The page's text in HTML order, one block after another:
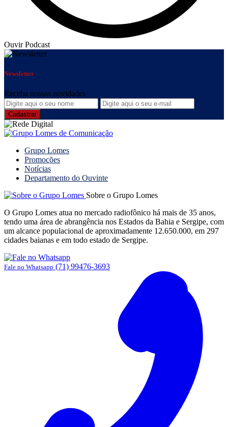
Ouvir Podcast
Newsletter
Receba nossas novidades
Grupo Lomes
Promoções
Notícias
Departamento do Ouvinte
Sobre o Grupo Lomes
O Grupo Lomes atua no mercado radiofônico há mais de 35 anos,
tendo uma área de abrangência nos Estados da Bahia e Sergipe, com
um alcance populacional de aproximadamente 12.650.000, em 297
cidades baianas e em todo estado de Sergipe.
Fale no Whatsapp (71) 99476-3693